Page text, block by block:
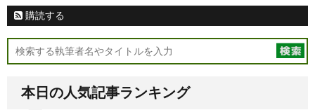
購読する
本日の人気記事ランキング